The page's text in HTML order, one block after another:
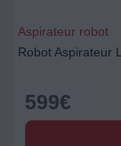
Aspirateur robot
Robot Aspirateur
599€